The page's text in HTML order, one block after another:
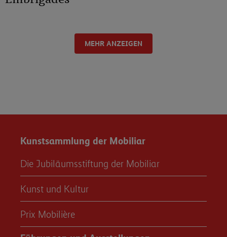
MEHR ANZEIGEN
Kunstsammlung der Mobiliar
Die Jubiläumsstiftung der Mobiliar
Kunst und Kultur
Prix Mobilière